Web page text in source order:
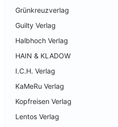
Grünkreuzverlag
Guilty Verlag
Halbhoch Verlag
HAIN & KLADOW
I.C.H. Verlag
KaMeRu Verlag
Kopfreisen Verlag
Lentos Verlag